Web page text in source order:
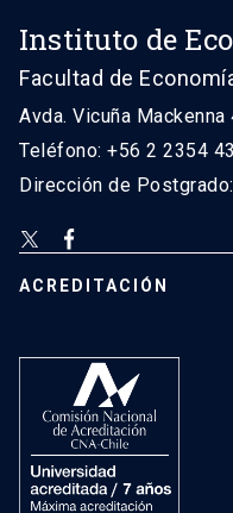
Instituto de
Facultad de
Avda. Vicuña
Teléfono: +56 2 2354
Dirección de
ACREDITACIÓN